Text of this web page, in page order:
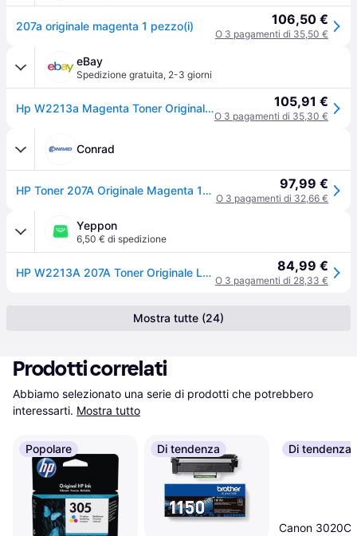
207a originale magenta 1 pezzo(i) 106,50 €
O 3 pagamenti di 35,50 €
eBay
Spedizione gratuita, 2-3 giorni
Hp W2213a Magenta Toner Originale 207a Per Hp Color Laserjet Pro Color Pro M255, 105,91 €
O 3 pagamenti di 35,30 €
Conrad
HP Toner 207A Originale Magenta 1350 pagine W2213A 97,99 €
O 3 pagamenti di 32,66 €
Yeppon
6,50 € di spedizione
HP W2213A 207A Toner Originale Laser 1250 pagine colore Magenta 84,99 €
O 3 pagamenti di 28,33 €
Mostra tutte (24)
Prodotti correlati
Abbiamo selezionato una serie di prodotti che potrebbero
interessarti. Mostra tutto
Popolare Di tendenza Di tendenza
Canon